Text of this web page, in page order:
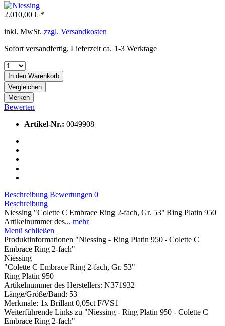
2.010,00 € *
inkl. MwSt. zzgl. Versandkosten
Sofort versandfertig, Lieferzeit ca. 1-3 Werktage
In den Warenkorb
Vergleichen
Merken
Bewerten
Artikel-Nr.: 0049908
Beschreibung Bewertungen 0
Beschreibung
Niessing "Colette C Embrace Ring 2-fach, Gr. 53" Ring Platin 950
Artikelnummer des... mehr
Menü schließen
Produktinformationen "Niessing - Ring Platin 950 - Colette C
Embrace Ring 2-fach"
Niessing
"Colette C Embrace Ring 2-fach, Gr. 53"
Ring Platin 950
Artikelnummer des Herstellers: N371932
Länge/Größe/Band: 53
Merkmale: 1x Brillant 0,05ct F/VS1
Weiterführende Links zu "Niessing - Ring Platin 950 - Colette C
Embrace Ring 2-fach"